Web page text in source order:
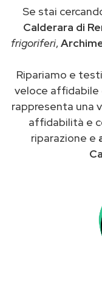
Se stai
Calderara di
frigoriferi,
Ripariamo e
veloce affidabile
rappresenta una
affidabilità e
riparazione e